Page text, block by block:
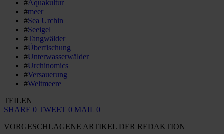
#Aquakultur
#meer
#Sea Urchin
#Seeigel
#Tangwälder
#Überfischung
#Unterwasserwälder
#Urchinomics
#Versauerung
#Weltmeere
TEILEN
SHARE 0 TWEET 0 MAIL 0
VORGESCHLAGENE ARTIKEL DER REDAKTION